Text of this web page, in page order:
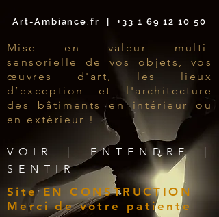
Art-Ambiance.fr +33 1 69 12 10 50
Mise en valeur multi-
sensorielle de vos objets, vos
œuvres d'art, les lieux
d’exception et l'architecture
des bâtiments en intérieur ou
en extérieur !
VOIR | ENTENDRE |
SENTIR
Site EN CONSTRUCTION
Merci de votre patiente